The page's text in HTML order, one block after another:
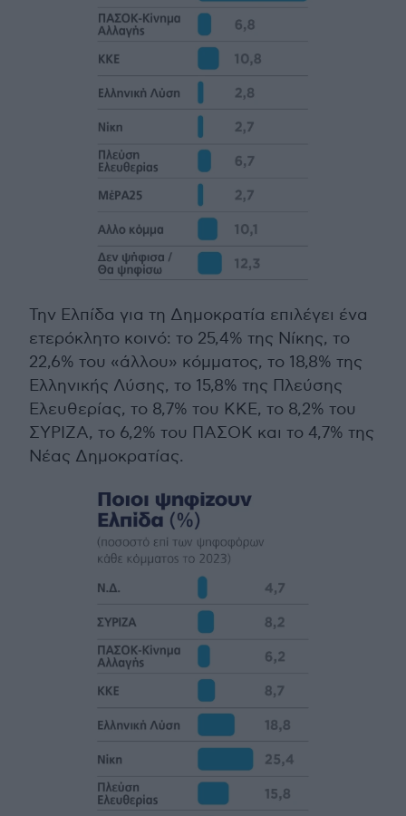
Την Ελπίδα για τη Δημοκρατία επιλέγει ένα
ετερόκλητο κοινό: το 25,4% της Νίκης, το
22,6% του «άλλου» κόμματος, το 18,8% της
Ελληνικής Λύσης, το 15,8% της Πλεύσης
Ελευθερίας, το 8,7% του ΚΚΕ, το 8,2% του
ΣΥΡΙΖΑ, το 6,2% του ΠΑΣΟΚ και το 4,7% της
Νέας Δημοκρατίας.